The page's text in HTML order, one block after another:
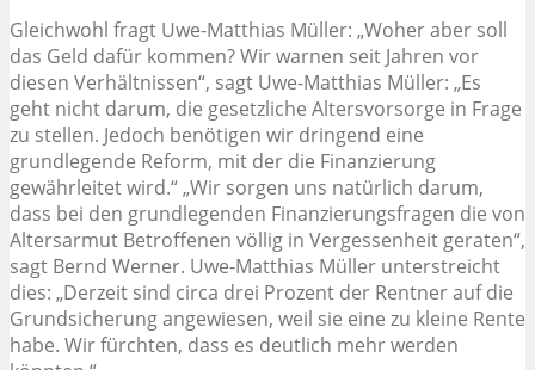
Gleichwohl fragt Uwe-Matthias Müller: „Woher aber soll
das Geld dafür kommen? Wir warnen seit Jahren vor
diesen Verhältnissen“, sagt Uwe-Matthias Müller: „Es
geht nicht darum, die gesetzliche Altersvorsorge in Frage
zu stellen. Jedoch benötigen wir dringend eine
grundlegende Reform, mit der die Finanzierung
gewährleitet wird.“ „Wir sorgen uns natürlich darum,
dass bei den grundlegenden Finanzierungsfragen die von
Altersarmut Betroffenen völlig in Vergessenheit geraten“,
sagt Bernd Werner. Uwe-Matthias Müller unterstreicht
dies: „Derzeit sind circa drei Prozent der Rentner auf die
Grundsicherung angewiesen, weil sie eine zu kleine Rente
habe. Wir fürchten, dass es deutlich mehr werden